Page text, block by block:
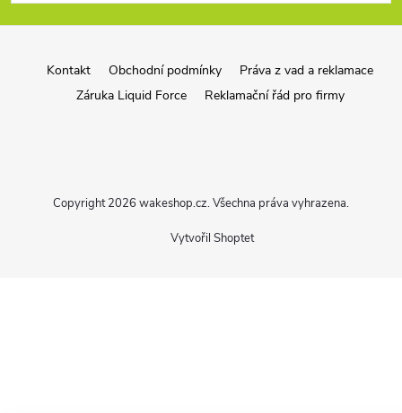
p
Kontakt Obchodní podmínky
Práva z vad a reklamace
Záruka Liquid Force
Reklamační řád pro firmy
Vytvořil Shoptet
Copyright 2026 wakeshop.cz. Všechna práva vyhrazena.